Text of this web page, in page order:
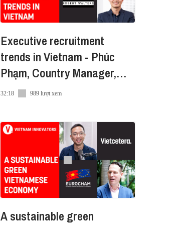
Executive recruitment
trends in Vietnam - Phúc
Phạm, Country Manager,
Robert Walters VN
32:18 989 lượt xem
A sustainable green